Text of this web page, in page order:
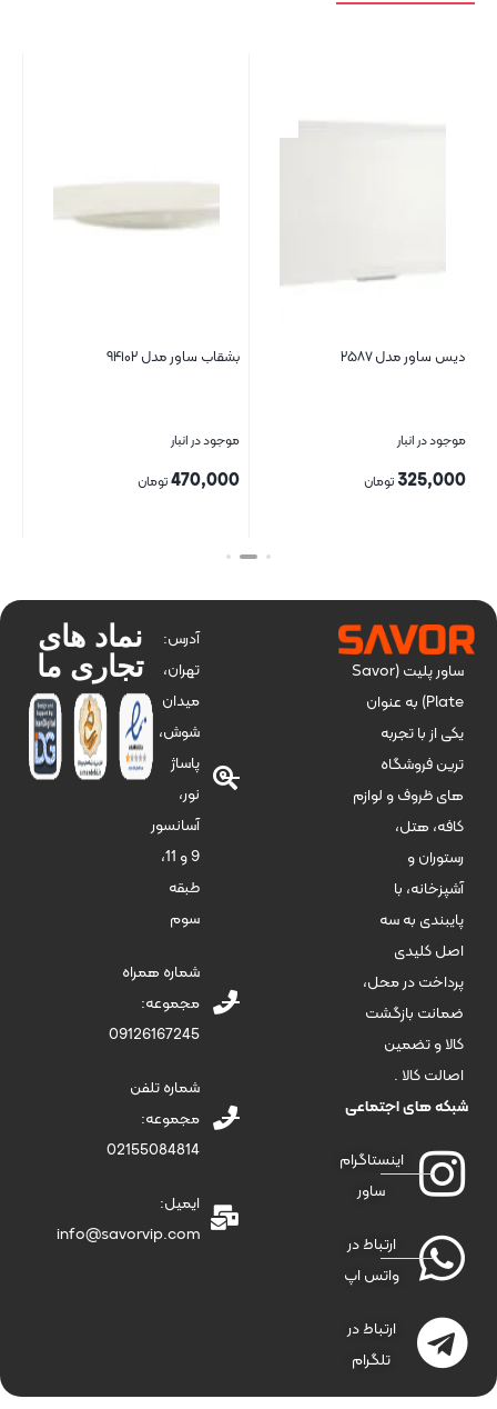
دیس ساور مدل ۲۵۸۷
موجود در انبار
325,000 تومان
بشقاب ساور مدل ۹۴۱۰۲
موجود در انبار
470,000تومان
بستن
ساور پلیت (Savor
Plate) به عنوان
یکی از با تجربه
ترین فروشگاه
های ظروف و لوازم
کافه، هتل،
رستوران و
آشپزخانه، با
پایبندی به سه
اصل کلیدی
پرداخت در محل،
ضمانت بازگشت
کالا و تضمین
اصالت کالا .
شبکه های اجتماعی
اینستاگرام
ساور
ارتباط در
واتس اپ
ارتباط در
تلگرام
آدرس:
تهران،
میدان
شوش،
پاساژ
نور،
آسانسور
9 و 11،
طبقه
سوم
شماره همراه
مجموعه:
09126167245
شماره تلفن
مجموعه:
02155084814
ایمیل:
info@savorvip.com
نماد های
تجاری ما